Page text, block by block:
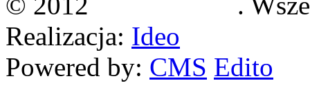
Realizacja: Ideo
Powered by: CMS Edito